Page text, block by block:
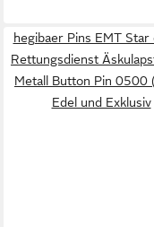
hegibaer Pins EMT Star
Rettungsdienst
Metall Button Pin 0500
Edel und Exklusiv